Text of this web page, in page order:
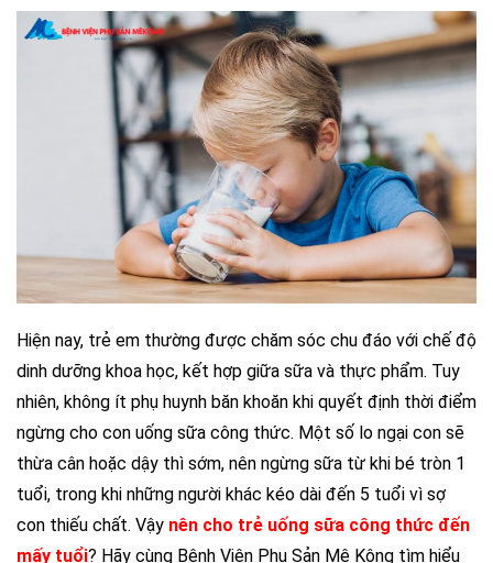
Hiện nay, trẻ em thường được chăm sóc chu đáo với chế độ
dinh dưỡng khoa học, kết hợp giữa sữa và thực phẩm. Tuy
nhiên, không ít phụ huynh băn khoăn khi quyết định thời điểm
ngừng cho con uống sữa công thức. Một số lo ngại con sẽ
thừa cân hoặc dậy thì sớm, nên ngừng sữa từ khi bé tròn 1
tuổi, trong khi những người khác kéo dài đến 5 tuổi vì sợ
con thiếu chất. Vậy nên cho trẻ uống sữa công thức đến
mấy tuổi? Hãy cùng Bệnh Viện Phụ Sản Mê Kông tìm hiểu